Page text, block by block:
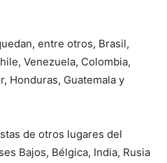
entre otros, Brasil,
Venezuela, Colombia,
Honduras, Guatemala y
de otros lugares del
Bajos, Bélgica, India, Rusia